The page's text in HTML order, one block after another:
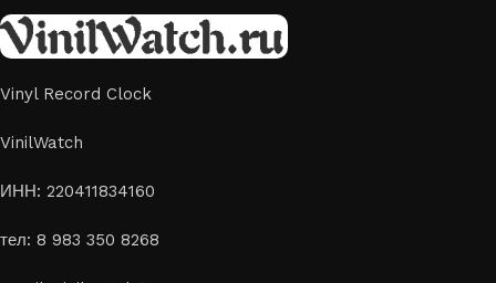
Vinyl Record Clock
VinilWatch
ИНН: 220411834160
тел: 8 983 350 8268